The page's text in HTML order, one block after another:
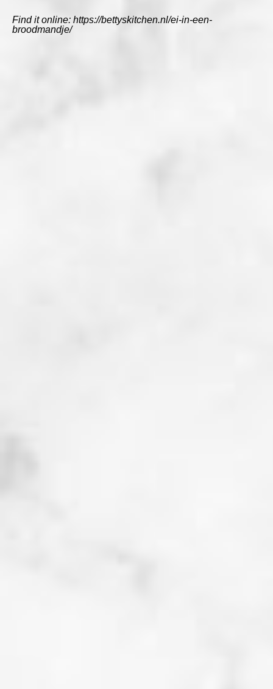
Find it online: https://bettyskitchen.nl/ei-in-een-
broodmandje/